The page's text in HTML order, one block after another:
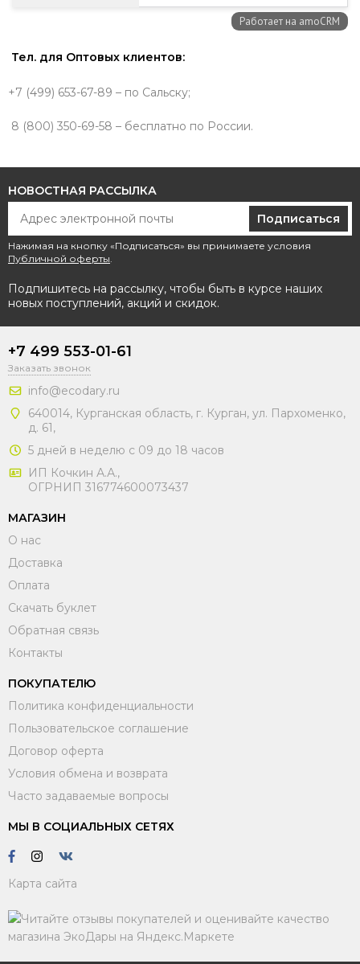
Тел. для Оптовых клиентов:
+7 (499) 653-67-89 – по Сальску;
8 (800) 350-69-58 – бесплатно по России.
НОВОСТНАЯ РАССЫЛКА
Подписаться
Нажимая на кнопку «Подписаться» вы принимаете условия
Публичной оферты.
Подпишитесь на рассылку, чтобы быть в курсе наших
новых поступлений, акций и скидок.
+7 499 553-01-61
Заказать звонок
info@ecodary.ru
640014, Курганская область, г. Курган, ул. Пархоменко,
д. 61,
5 дней в неделю с 09 до 18 часов
ИП Кочкин А.А.,
ОГРНИП 316774600073437
МАГАЗИН
О нас
Доставка
Оплата
Скачать буклет
Обратная связь
Контакты
ПОКУПАТЕЛЮ
Политика конфиденциальности
Пользовательское соглашение
Договор оферта
Условия обмена и возврата
Часто задаваемые вопросы
МЫ В СОЦИАЛЬНЫХ СЕТЯХ
Карта сайта